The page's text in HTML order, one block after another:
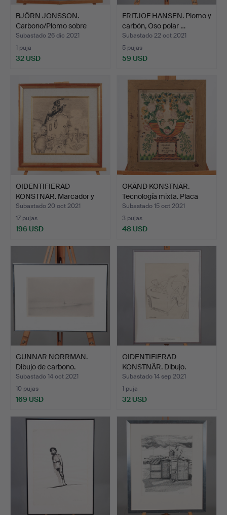
BJÖRN JONSSON.
Carbono/Plomo sobre
papel, …
Subastado 26 dic 2021
1 puja
32 USD
FRITJOF HANSEN. Plomo y
carbón, Oso polar …
Subastado 22 oct 2021
5 pujas
59 USD
OIDENTIFIERAD
KONSTNÄR. Marcador y
plomo. …
Subastado 20 oct 2021
17 pujas
196 USD
OKÄND KONSTNÄR.
Tecnología mixta. Placa
co…
Subastado 15 oct 2021
3 pujas
48 USD
GUNNAR NORRMAN.
Dibujo de carbono.
Composi…
Subastado 14 oct 2021
10 pujas
169 USD
OIDENTIFIERAD
KONSTNÄR. Dibujo.
Caricatura…
Subastado 14 sep 2021
1 puja
32 USD